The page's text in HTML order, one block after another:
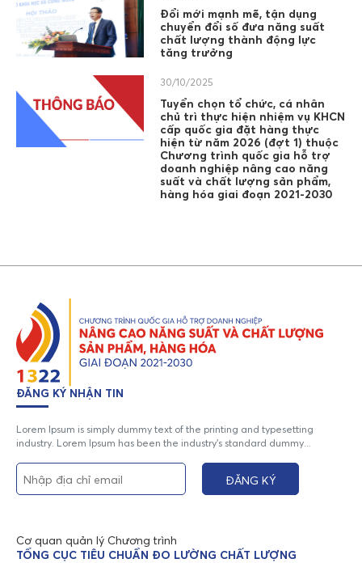
Đổi mới mạnh mẽ, tận dụng
chuyển đổi số đưa năng suất
chất lượng thành động lực
tăng trưởng
30/10/2025
Tuyển chọn tổ chức, cá nhân
chủ trì thực hiện nhiệm vụ KHCN
cấp quốc gia đặt hàng thực
hiện từ năm 2026 (đợt 1) thuộc
Chương trình quốc gia hỗ trợ
doanh nghiệp nâng cao năng
suất và chất lượng sản phẩm,
hàng hóa giai đoạn 2021-2030
ĐĂNG KÝ NHẬN TIN
Lorem Ipsum is simply dummy text of the printing and typesetting
industry. Lorem Ipsum has been the industry's standard dummy...
Cơ quan quản lý Chương trình
TỔNG CỤC TIÊU CHUẨN ĐO LƯỜNG CHẤT LƯỢNG